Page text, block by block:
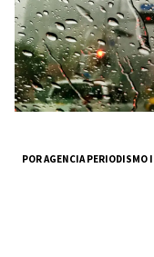
POR AGENCIA PERIODISMO